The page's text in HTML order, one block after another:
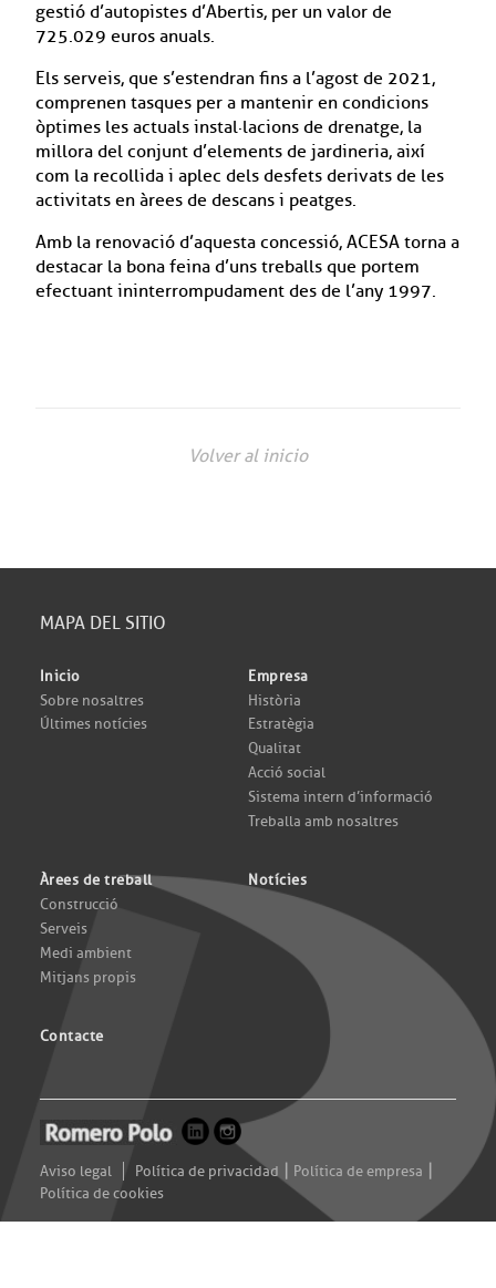
gestió d’autopistes d’Abertis, per un valor de
725.029 euros anuals.
Els serveis, que s’estendran fins a l’agost de 2021,
comprenen tasques per a mantenir en condicions
òptimes les actuals instal·lacions de drenatge, la
millora del conjunt d’elements de jardineria, així
com la recollida i aplec dels desfets derivats de les
activitats en àrees de descans i peatges.
Amb la renovació d’aquesta concessió, ACESA torna a
destacar la bona feina d’uns treballs que portem
efectuant ininterrompudament des de l’any 1997.
Volver al inicio
MAPA DEL SITIO
Inicio
Sobre nosaltres
Últimes notícies
Empresa
Història
Estratègia
Qualitat
Acció social
Sistema intern d’informació
Treballa amb nosaltres
Àrees de treball
Construcció
Serveis
Medi ambient
Mitjans propis
Notícies
Contacte
Aviso legal Política de privacidad Política de empresa
Política de cookies